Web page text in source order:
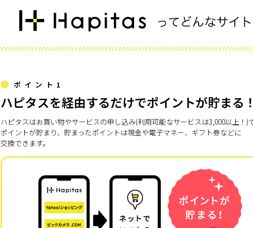
ポイント1
ハピタスを経由するだけでポイントが貯まる
ハピタスはお買い物やサービスの申し込み(利用可能なサービスは3,000以上！)
ポイントが貯まり、貯まったポイントは現金や電子マネー、ギフト券などに
交換できます。